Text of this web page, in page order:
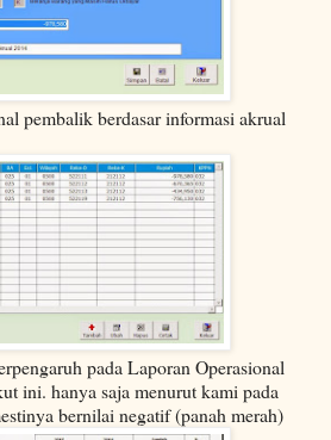
pembalik berdasar informasi akrual
pada Laporan Operasional
ini. hanya saja menurut kami pada
bernilai negatif (panah merah)